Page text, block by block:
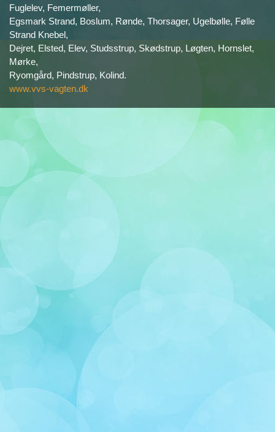
Fuglelev, Femermøller,
Egsmark Strand, Boslum, Rønde, Thorsager, Ugelbølle, Følle
Strand Knebel,
Dejret, Elsted, Elev, Studsstrup, Skødstrup, Løgten, Hornslet,
Mørke,
Ryomgård, Pindstrup, Kolind.
www.vvs-vagten.dk